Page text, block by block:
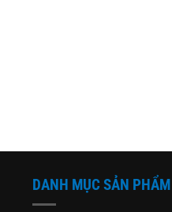
DANH MỤC SẢN PHẨM